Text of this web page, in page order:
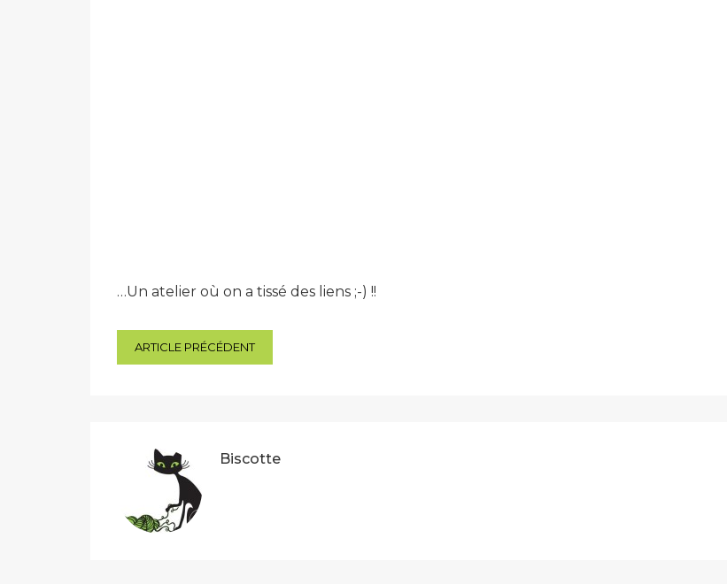
…Un atelier où on a tissé des liens ;-) !!
Navigation
ARTICLE PRÉCÉDENT
Biscotte